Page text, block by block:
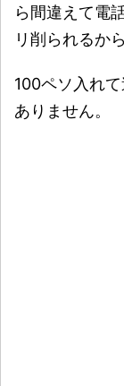
ら間違えて電
リ削られるか
100ペソ入れ
ありません。